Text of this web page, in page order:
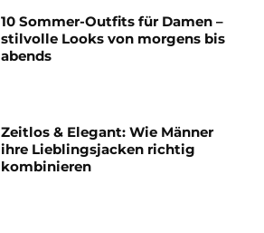
10 Sommer-Outfits für Damen –
stilvolle Looks von morgens bis
abends
Zeitlos & Elegant: Wie Männer
ihre Lieblingsjacken richtig
kombinieren